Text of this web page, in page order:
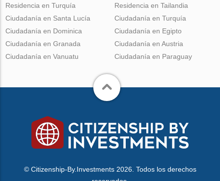
Residencia en Turquía
Residencia en Tailandia
Ciudadanía en Santa Lucía
Ciudadanía en Dominica
Ciudadanía en Granada
Ciudadanía en Vanuatu
Ciudadanía en Turquía
Ciudadanía en Egipto
Ciudadanía en Austria
Ciudadanía en Paraguay
© Citizenship-By.Investments 2026. Todos los derechos